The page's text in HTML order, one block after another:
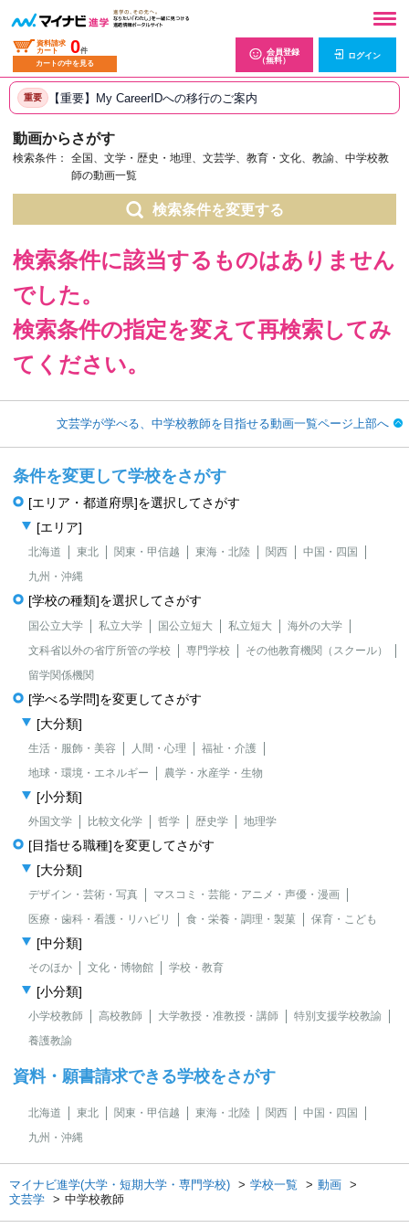
資料請求
カート
0件
カートの中を見る
会員登録
（無料）
ログイン
重要 【重要】My CareerIDへの移行のご案内
動画からさがす
検索条件：
全国、文学・歴史・地理、文芸学、教育・文化、教諭、中学校教
師の動画一覧
検索条件を変更する
検索条件に該当するものはありません
でした。
検索条件の指定を変えて再検索してみ
てください。
文芸学が学べる、中学校教師を目指せる動画一覧ページ上部へ
条件を変更して学校をさがす
[エリア・都道府県]を選択してさがす
[エリア]
北海道 東北 関東・甲信越 東海・北陸 関西
中国・四国
九州・沖縄
[学校の種類]を選択してさがす
国公立大学 私立大学 国公立短大 私立短大
海外の大学
文科省以外の省庁所管の学校
専門学校
その他教育機関（スクール）
留学関係機関
[学べる学問]を変更してさがす
[大分類]
生活・服飾・美容 人間・心理
福祉・介護
地球・環境・エネルギー
農学・水産学・生物
[小分類]
外国文学 比較文化学 哲学 歴史学 地理学
[目指せる職種]を変更してさがす
[大分類]
デザイン・芸術・写真
マスコミ・芸能・アニメ・声優・漫画
医療・歯科・看護・リハビリ
食・栄養・調理・製菓 保育・こども
[中分類]
そのほか 文化・博物館 学校・教育
[小分類]
小学校教師 高校教師 大学教授・准教授・講師
特別支援学校教諭
養護教諭
資料・願書請求できる学校をさがす
北海道 東北 関東・甲信越 東海・北陸 関西
中国・四国
九州・沖縄
マイナビ進学(大学・短期大学・専門学校) 学校一覧
動画
文芸学
中学校教師